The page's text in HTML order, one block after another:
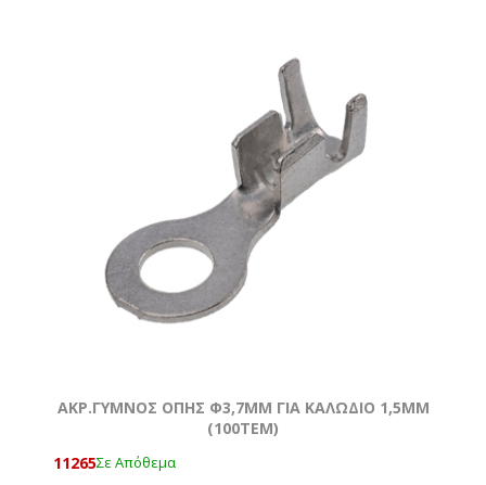
ΑΚΡ.ΓΥΜΝΟΣ ΟΠΗΣ Φ3,7MM ΓΙΑ ΚΑΛΩΔΙΟ 1,5ΜΜ
(100ΤΕΜ)
11265Σε Απόθεμα